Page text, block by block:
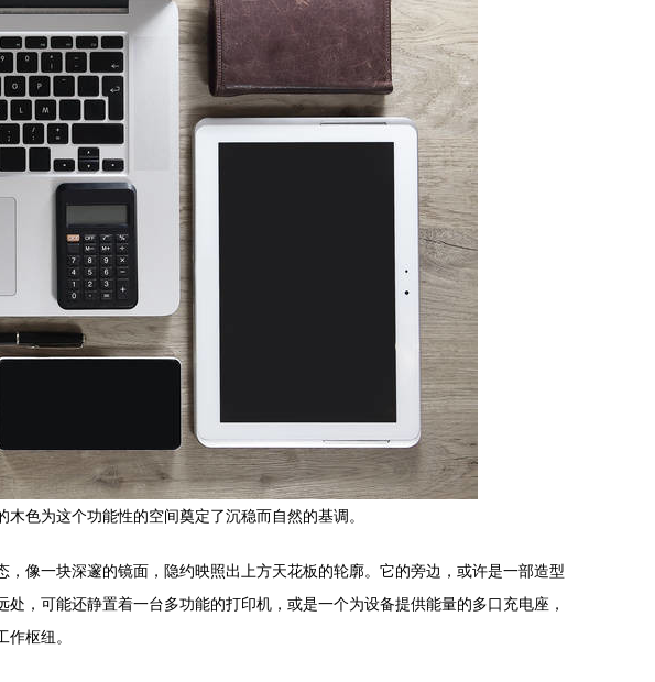
色为这个功能性的空间奠定了沉稳而自然的基调。
像一块深邃的镜面，隐约映照出上方天花板的轮廓。它的旁边，或许是一部造型
，可能还静置着一台多功能的打印机，或是一个为设备提供能量的多口充电座，
枢纽。